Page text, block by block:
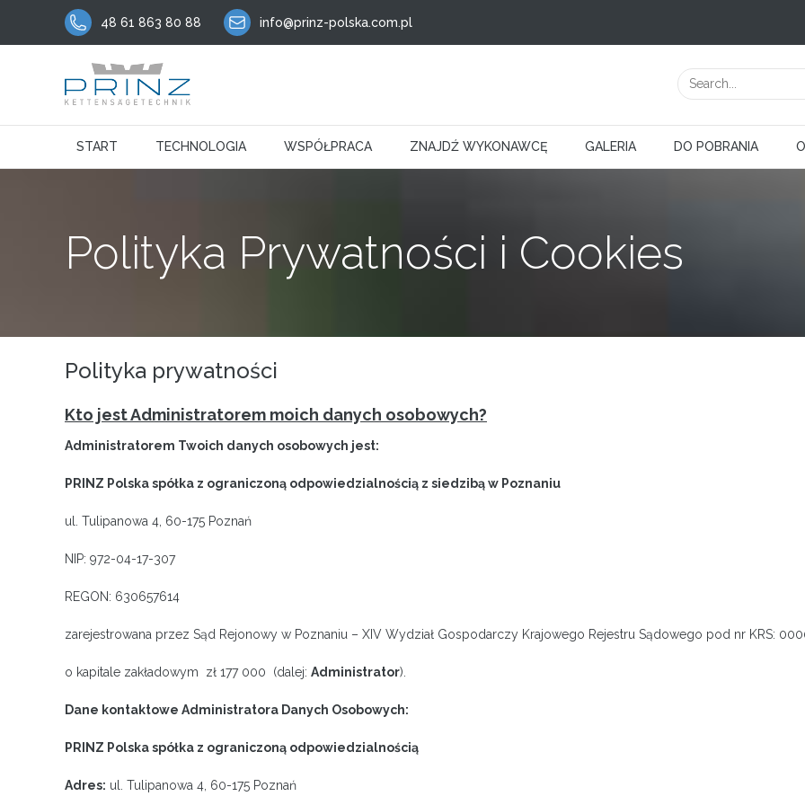
content
48 61 863 80 88 info@prinz-polska.com.pl
START TECHNOLOGIA WSPÓŁPRACA ZNAJDŹ WYKONAWCĘ GALERIA DO POBRANIA
Polityka Prywatności i Cookies
Polityka prywatności
Kto jest Administratorem moich danych osobowych?
Administratorem Twoich danych osobowych jest:
PRINZ Polska spółka z ograniczoną odpowiedzialnością z siedzibą w Poznaniu
ul. Tulipanowa 4, 60-175 Poznań
NIP: 972-04-17-307
REGON: 630657614
zarejestrowana przez Sąd Rejonowy w Poznaniu – XIV Wydział Gospodarczy Krajowego Rejestru Sądowego pod nr KRS:
o kapitale zakładowym zł 177 000 (dalej: Administrator).
Dane kontaktowe Administratora Danych Osobowych:
PRINZ Polska spółka z ograniczoną odpowiedzialnością
Adres: ul. Tulipanowa 4, 60-175 Poznań